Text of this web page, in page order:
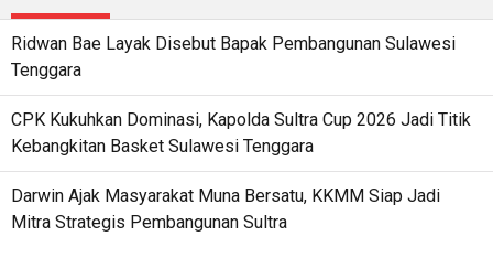
Ridwan Bae Layak Disebut Bapak Pembangunan Sulawesi
Tenggara
CPK Kukuhkan Dominasi, Kapolda Sultra Cup 2026 Jadi Titik
Kebangkitan Basket Sulawesi Tenggara
Darwin Ajak Masyarakat Muna Bersatu, KKMM Siap Jadi
Mitra Strategis Pembangunan Sultra